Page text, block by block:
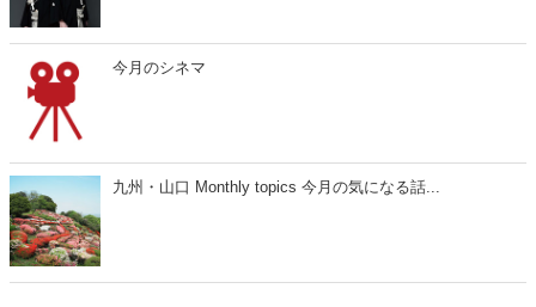
今月のシネマ
九州・山口 Monthly topics 今月の気になる話...